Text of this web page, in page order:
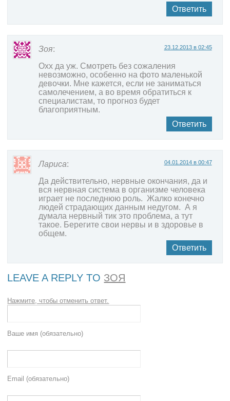
Ответить
Зоя: 23.12.2013 в 02:45
Охх да уж. Смотреть без сожаления
невозможно, особенно на фото маленькой
девочки. Мне кажется, если не заниматься
самолечением, а во время обратиться к
специалистам, то прогноз будет
благоприятным.
Ответить
Лариса: 04.01.2014 в 00:47
Да действительно, нервные окончания, да и
вся нервная система в организме человека
играет не последнюю роль. Жалко конечно
людей страдающих данным недугом. А я
думала нервный тик это проблема, а тут
такое. Берегите свои нервы и в здоровье в
общем.
Ответить
LEAVE A REPLY TO ЗОЯ
Нажмите, чтобы отменить ответ.
Ваше имя (обязательно)
Email (обязательно)